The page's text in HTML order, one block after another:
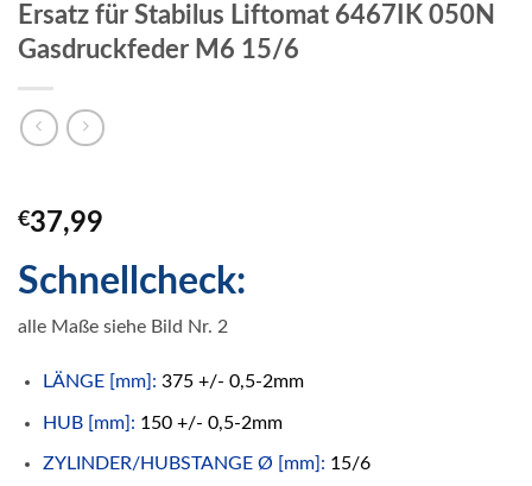
Ersatz für Stabilus Liftomat 6467IK 050N
Gasdruckfeder M6 15/6
€37,99
Schnellcheck:
alle Maße siehe Bild Nr. 2
LÄNGE [mm]: 375 +/- 0,5-2mm
HUB [mm]: 150 +/- 0,5-2mm
ZYLINDER/HUBSTANGE Ø [mm]: 15/6